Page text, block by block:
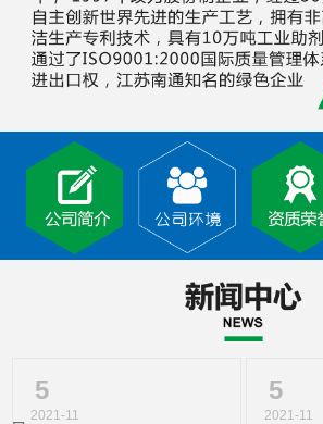
5
2021-11
5
2021-11